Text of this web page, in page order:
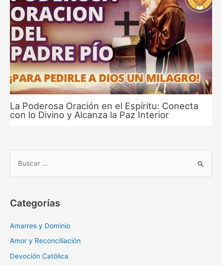
La Poderosa Oración en el Espíritu: Conecta
con lo Divino y Alcanza la Paz Interior
a
r
Categorías
Amarres y Dominio
Amor y Reconciliación
Devoción Católica